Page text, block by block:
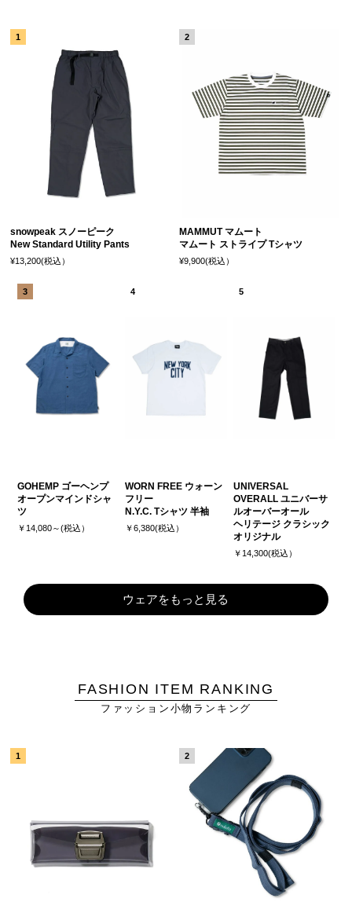
snowpeak スノーピーク
New Standard Utility Pants
¥13,200(税込）
MAMMUT マムート
マムート ストライプ Tシャツ
¥9,900(税込）
GOHEMP ゴーヘンプ
オープンマインドシャ
ツ
￥14,080～(税込）
WORN FREE ウォーン
フリー
N.Y.C. Tシャツ 半袖
￥6,380(税込）
UNIVERSAL
OVERALL ユニバーサ
ルオーバーオール
ヘリテージ クラシック
オリジナル
￥14,300(税込）
ウェアをもっと見る
FASHION ITEM RANKING
ファッション小物ランキング